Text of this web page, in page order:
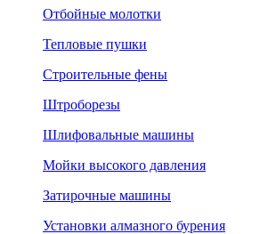
Отбойные молотки
Тепловые пушки
Строительные фены
Штроборезы
Шлифовальные машины
Мойки высокого давления
Затирочные машины
Установки алмазного бурения